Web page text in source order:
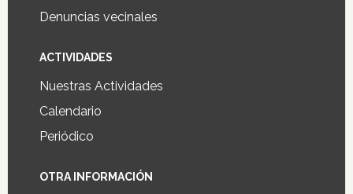
Denuncias vecinales
ACTIVIDADES
Nuestras Actividades
Calendario
Periódico
OTRA INFORMACIÓN